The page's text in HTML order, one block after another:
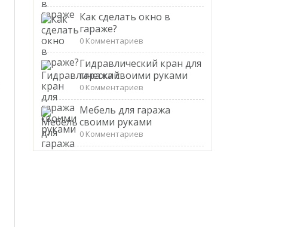
Как сделать окно в
гараже?
0 Комментариев
Гидравлический кран для
гаража своими руками
0 Комментариев
Мебель для гаража
своими руками
0 Комментариев